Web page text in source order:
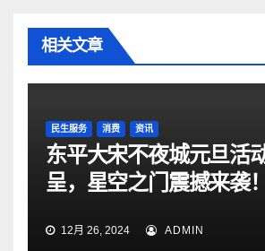
相关文章
民生服务 消费 资讯
东平大宋不夜城元旦活
呈，星空之门震撼来袭！
12月 26, 2024 ADMIN